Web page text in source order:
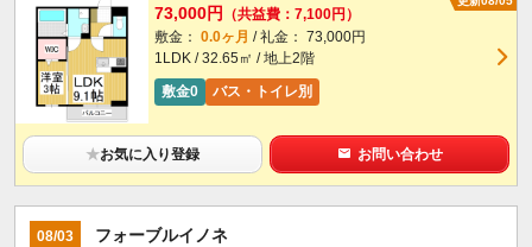
73,000円
（共益費：7,100円）
敷金： 0.0ヶ月 / 礼金： 73,000円
1LDK / 32.65㎡ / 地上2階
敷金0
バス・トイレ別
★お気に入り登録 お問い合わせ
08/03 フォーブルイノネ